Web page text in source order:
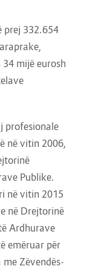
prej 332.654
mijë eurosh
profesionale
në vitin 2006,
Publike.
në vitin 2015
në Drejtorinë
Ardhurave
emëruar për
Zëvendës-